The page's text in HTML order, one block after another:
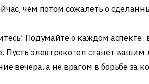
чем потом сожалеть о
Подумайте о каждом аспекте:
Пусть электрокотел станет
вечера, а не врагом в борьбе за